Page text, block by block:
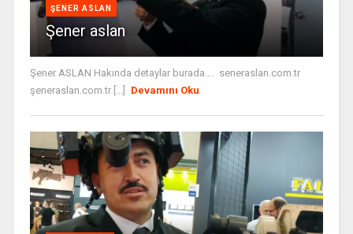
ŞENER ASLAN
Şener aslan
Şener ASLAN Hakında detaylar burada.... seneraslan.com.tr
şeneraslan.com.tr [...]
Devamını Oku